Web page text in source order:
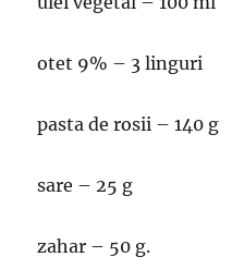
otet 9% – 3 linguri
pasta de rosii – 140 g
sare – 25 g
zahar – 50 g.